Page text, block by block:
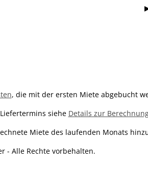
, die mit der ersten Miete abgebucht
siehe Details zur
Miete des laufenden Monats
- Alle Rechte vorbehalten.